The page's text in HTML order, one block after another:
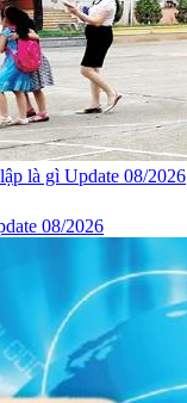
là gì Update 08/2026
08/2026